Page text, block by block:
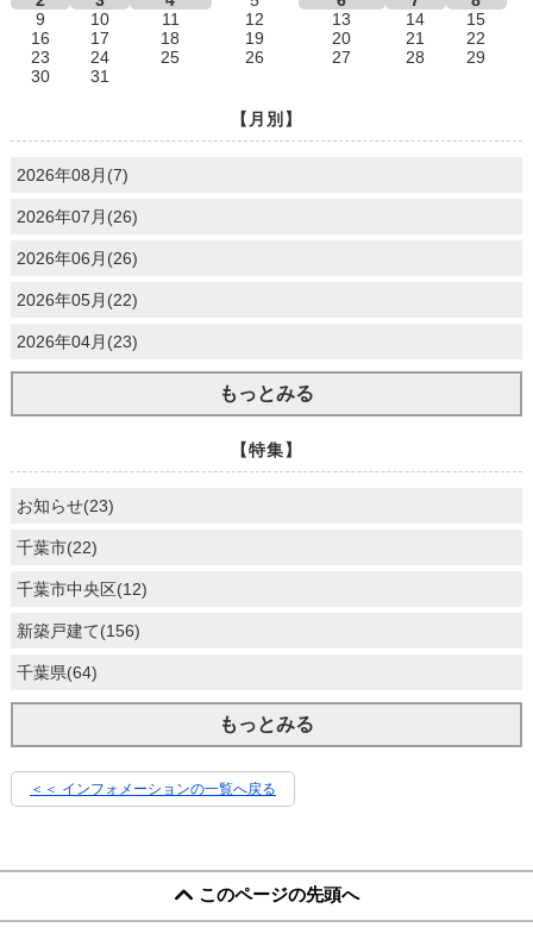
9
10 11 12 13 14
15
16
17 18 19 20 21
22
23
24 25 26 27 28
29
30
31
【月別】
2026年08月(7)
2026年07月(26)
2026年06月(26)
2026年05月(22)
2026年04月(23)
もっとみる
【特集】
お知らせ(23)
千葉市(22)
千葉市中央区(12)
新築戸建て(156)
千葉県(64)
もっとみる
＜＜ インフォメーションの一覧へ戻る
このページの先頭へ